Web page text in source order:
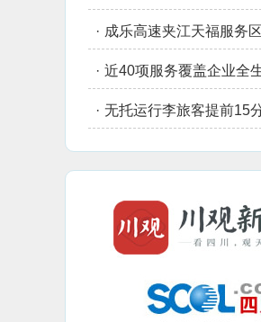
· 成乐高速夹江天福服务
· 近40项服务覆盖企业全
· 无托运行李旅客提前15